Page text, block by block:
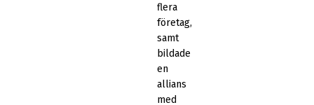
flera
företag,
samt
bildade
en
allians
med